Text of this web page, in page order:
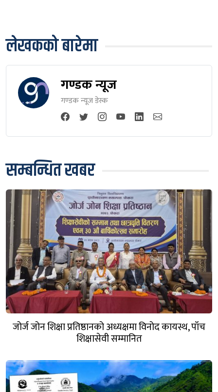
लेखकको बारेमा
गण्डक न्यूज
गण्डक न्यूज डेस्क
सम्बन्धित खबर
जोर्ज जोन शिक्षा प्रतिष्ठानको अध्यक्षमा विनोद कायस्थ, पाँच
शिक्षासेवी सम्मानित